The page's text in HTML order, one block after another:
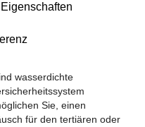
Eigenschaften
wasserdichte
Sie, einen
für den tertiären oder